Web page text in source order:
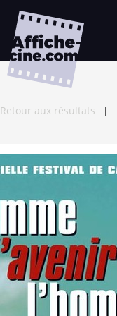
Retour aux résultats |